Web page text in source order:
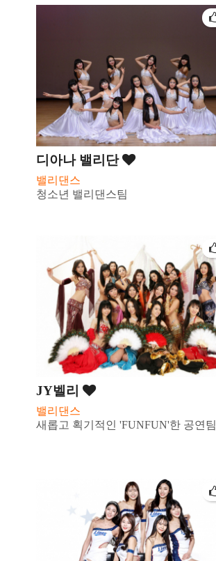
디아나 밸리단
밸리댄스
청소년 밸리댄스팀
JY벨리
밸리댄스
새롭고 획기적인 'FUNFUN'한 공연팀